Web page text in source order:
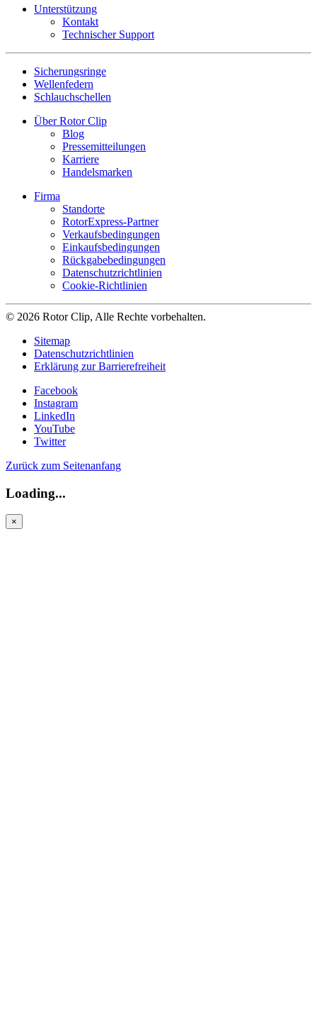
Unterstützung
Kontakt
Technischer Support
Sicherungsringe
Wellenfedern
Schlauchschellen
Über Rotor Clip
Blog
Pressemitteilungen
Karriere
Handelsmarken
Firma
Standorte
RotorExpress-Partner
Verkaufsbedingungen
Einkaufsbedingungen
Rückgabebedingungen
Datenschutzrichtlinien
Cookie-Richtlinien
© 2026 Rotor Clip, Alle Rechte vorbehalten.
Sitemap
Datenschutzrichtlinien
Erklärung zur Barrierefreiheit
Facebook
Instagram
LinkedIn
YouTube
Twitter
Zurück zum Seitenanfang
Loading...
×